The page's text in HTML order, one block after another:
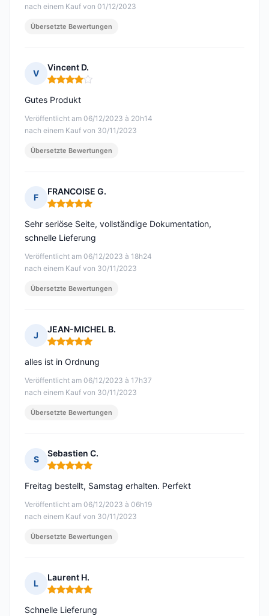
nach einem Kauf von 01/12/2023
Übersetzte Bewertungen
V
Vincent D.
Hinweis: 4 von 5
Veröffentlicht am 06/12/2023 à 20h14
nach einem Kauf von 30/11/2023
Gutes Produkt
Übersetzte Bewertungen
F
FRANCOISE G.
Hinweis: 5 von 5
Veröffentlicht am 06/12/2023 à 18h24
nach einem Kauf von 30/11/2023
Sehr seriöse Seite, vollständige Dokumentation,
schnelle Lieferung
Übersetzte Bewertungen
J
JEAN-MICHEL B.
Hinweis: 5 von 5
Veröffentlicht am 06/12/2023 à 17h37
nach einem Kauf von 30/11/2023
alles ist in Ordnung
Übersetzte Bewertungen
S
Sebastien C.
Hinweis: 5 von 5
Veröffentlicht am 06/12/2023 à 06h19
nach einem Kauf von 30/11/2023
Freitag bestellt, Samstag erhalten. Perfekt
Übersetzte Bewertungen
L
Laurent H.
Hinweis: 5 von 5
Schnelle Lieferung